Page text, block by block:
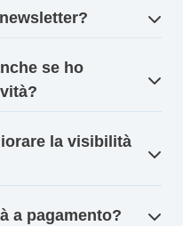
se ho
la visibilità
a pagamento?